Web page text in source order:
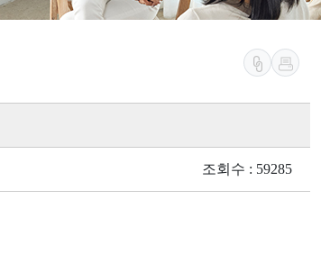
조회수 : 59285